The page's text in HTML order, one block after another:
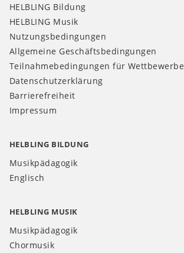
HELBLING Bildung
HELBLING Musik
Nutzungsbedingungen
Allgemeine Geschäftsbedingungen
Teilnahmebedingungen für Wettbewerbe
Datenschutzerklärung
Barrierefreiheit
Impressum
HELBLING BILDUNG
Musikpädagogik
Englisch
HELBLING MUSIK
Musikpädagogik
Chormusik